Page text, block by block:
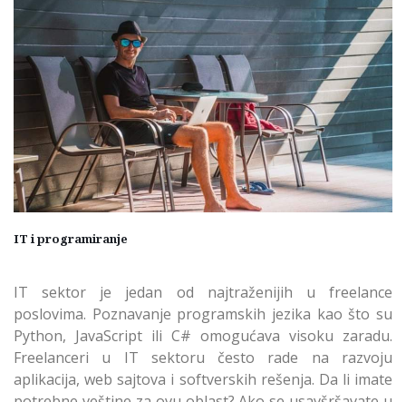
IT i programiranje
IT sektor je jedan od najtraženijih u freelance
poslovima. Poznavanje programskih jezika kao što su
Python, JavaScript ili C# omogućava visoku zaradu.
Freelanceri u IT sektoru često rade na razvoju
aplikacija, web sajtova i softverskih rešenja. Da li imate